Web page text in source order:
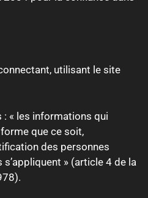
utilisant le site
« les informations qui
que ce soit,
des personnes
» (article 4 de la